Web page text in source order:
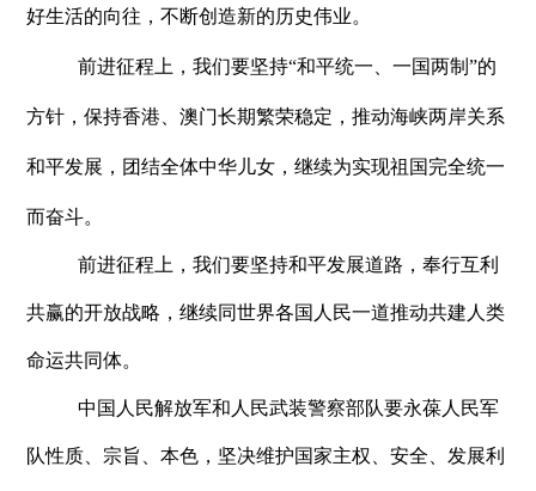
好生活的向往，不断创造新的历史伟业。
前进征程上，我们要坚持“和平统一、一国两制”的
方针，保持香港、澳门长期繁荣稳定，推动海峡两岸关系
和平发展，团结全体中华儿女，继续为实现祖国完全统一
而奋斗。
前进征程上，我们要坚持和平发展道路，奉行互利
共赢的开放战略，继续同世界各国人民一道推动共建人类
命运共同体。
中国人民解放军和人民武装警察部队要永葆人民军
队性质、宗旨、本色，坚决维护国家主权、安全、发展利